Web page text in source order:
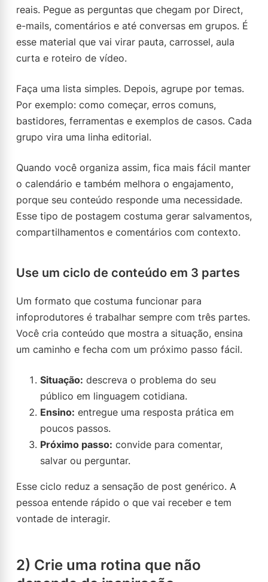
reais. Pegue as perguntas que chegam por Direct,
e-mails, comentários e até conversas em grupos. É
esse material que vai virar pauta, carrossel, aula
curta e roteiro de vídeo.
Faça uma lista simples. Depois, agrupe por temas.
Por exemplo: como começar, erros comuns,
bastidores, ferramentas e exemplos de casos. Cada
grupo vira uma linha editorial.
Quando você organiza assim, fica mais fácil manter
o calendário e também melhora o engajamento,
porque seu conteúdo responde uma necessidade.
Esse tipo de postagem costuma gerar salvamentos,
compartilhamentos e comentários com contexto.
Use um ciclo de conteúdo em 3 partes
Um formato que costuma funcionar para
infoprodutores é trabalhar sempre com três partes.
Você cria conteúdo que mostra a situação, ensina
um caminho e fecha com um próximo passo fácil.
Situação: descreva o problema do seu
público em linguagem cotidiana.
Ensino: entregue uma resposta prática em
poucos passos.
Próximo passo: convide para comentar,
salvar ou perguntar.
Esse ciclo reduz a sensação de post genérico. A
pessoa entende rápido o que vai receber e tem
vontade de interagir.
2) Crie uma rotina que não